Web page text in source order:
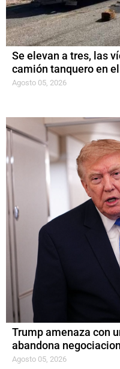
Se elevan a tres, las
camión tanquero en
Agosto 05, 2026
Trump amenaza con
abandona
Agosto 05, 2026